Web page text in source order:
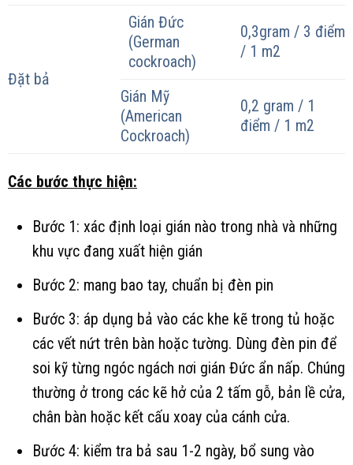
Đặt bả
Gián Đức
(German
cockroach)
0,3gram / 3 điểm
/ 1 m2
Gián Mỹ
(American
Cockroach)
0,2 gram / 1
điểm / 1 m2
Các bước thực hiện:
Bước 1: xác định loại gián nào trong nhà và những
khu vực đang xuất hiện gián
Bước 2: mang bao tay, chuẩn bị đèn pin
Bước 3: áp dụng bả vào các khe kẽ trong tủ hoặc
các vết nứt trên bàn hoặc tường. Dùng đèn pin để
soi kỹ từng ngóc ngách nơi gián Đức ẩn nấp. Chúng
thường ở trong các kẽ hở của 2 tấm gỗ, bản lề cửa,
chân bàn hoặc kết cấu xoay của cánh cửa.
Bước 4: kiểm tra bả sau 1-2 ngày, bổ sung vào